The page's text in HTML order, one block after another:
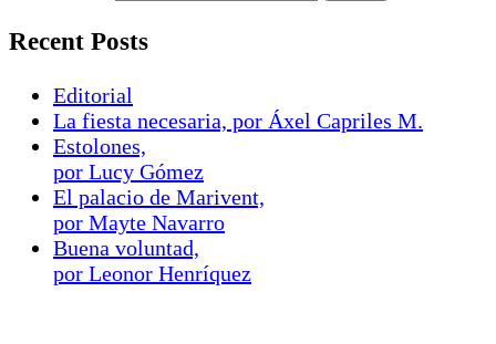
Recent Posts
Editorial
La fiesta necesaria, por Áxel Capriles M.
Estolones,
por Lucy Gómez
El palacio de Marivent,
por Mayte Navarro
Buena voluntad,
por Leonor Henríquez